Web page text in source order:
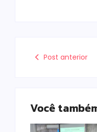
Post anterior
Você